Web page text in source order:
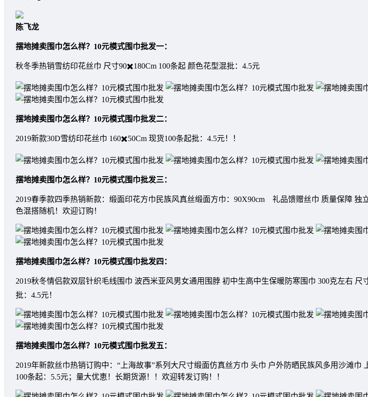
陈飞龙
摆地摊卖围巾怎么样？10元模式围巾批发一：
秋冬季热销雪纺印花丝巾 尺寸90✖️180Cm 100条起 颜色花型混批：4.5元
摆地摊卖围巾怎么样？10元模式围巾批发二：
2019新款30D雪纺印花丝巾 160✖️50Cm 现货100条起批：4.5元！！
摆地摊卖围巾怎么样？10元模式围巾批发三：
2019春季款四季热销新款：缎面印花方巾民族风真丝缎面方巾：90X90cm 礼品馈赠丝巾 质量保障 独
色混搭随机！欢迎订购！
摆地摊卖围巾怎么样？10元模式围巾批发四：
2019秋冬情侣款双层针织毛线围巾 波西米亚风男女通用围脖 初中生高中生保暖防寒围巾 300克左右 尺
批：4.5元！
摆地摊卖围巾怎么样？10元模式围巾批发五：
2019年新款丝巾热销订购中：“上海故事”系列大尺寸缎面仿真丝方巾 头巾 户外防晒民族风多用沙滩巾
100条起：5.5元；量大优恵！长期货源！！欢迎转发订购！！